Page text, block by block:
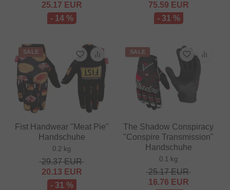
25.17 EUR
- 14 %
75.59 EUR
- 31 %
SALE
Fist Handwear "Meat Pie"
Handschuhe
0.2 kg
29.37EUR
20.13 EUR
- 31 %
SALE
The Shadow Conspiracy
"Conspire Transmission"
Handschuhe
0.1 kg
25.17EUR
16.76 EUR